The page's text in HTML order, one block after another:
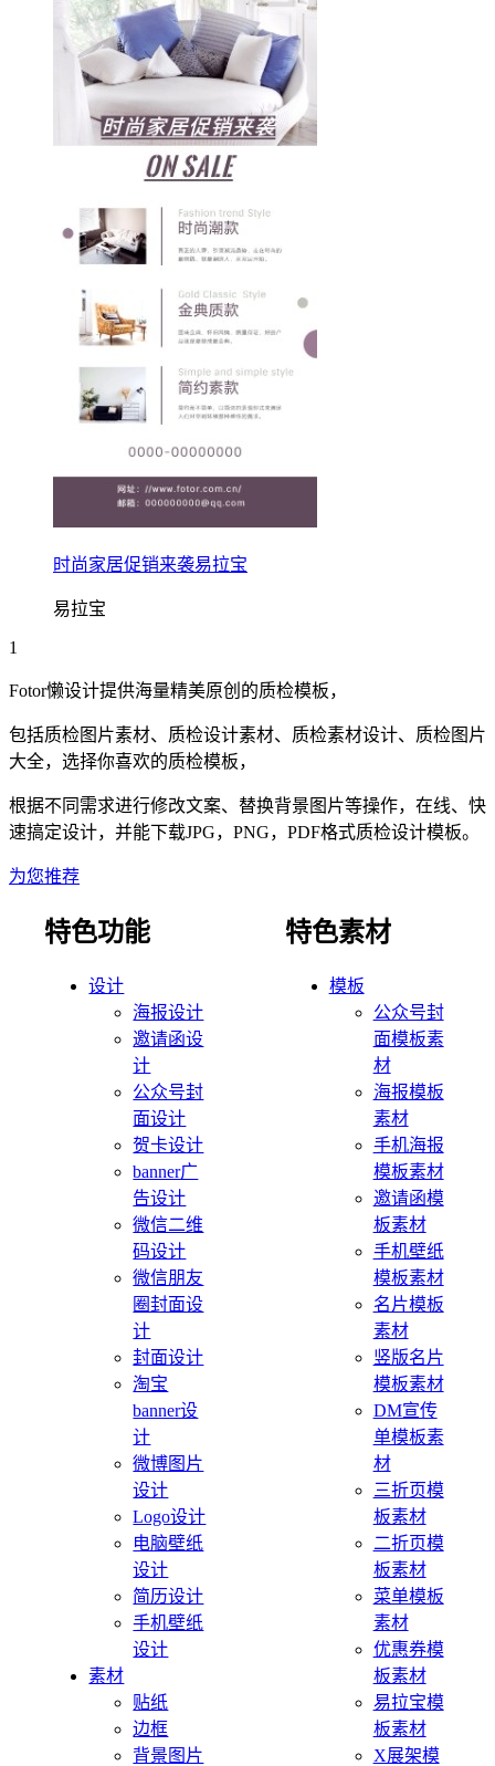
时尚家居促销来袭易拉宝
易拉宝
1
Fotor懒设计提供海量精美原创的质检模板，
包括质检图片素材、 质检设计素材、 质检素材设计、 质检图片
大全，选择你喜欢的质检模板，
根据不同需求进行修改文案、替换背景图片等操作，在线、快
速搞定设计，并能下载JPG，PNG，PDF格式质检设计模板。
为您推荐
特色功能
设计
海报设计
邀请函设
计
公众号封
面设计
贺卡设计
banner广
告设计
微信二维
码设计
微信朋友
圈封面设
计
封面设计
淘宝
banner设
计
微博图片
设计
Logo设计
电脑壁纸
设计
简历设计
手机壁纸
设计
素材
贴纸
边框
背景图片
特色素材
模板
公众号封
面模板素
材
海报模板
素材
手机海报
模板素材
邀请函模
板素材
手机壁纸
模板素材
名片模板
素材
竖版名片
模板素材
DM宣传
单模板素
材
三折页模
板素材
二折页模
板素材
菜单模板
素材
优惠券模
板素材
易拉宝模
板素材
X展架模